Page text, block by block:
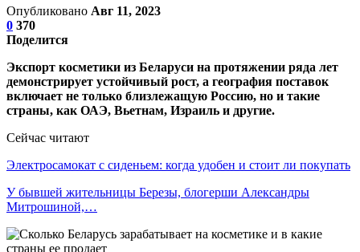
Опубликовано Авг 11, 2023
0 370
Поделится
Экспорт косметики из Беларуси на протяжении ряда лет
демонстрирует устойчивый рост, а география поставок
включает не только близлежащую Россию, но и такие
страны, как ОАЭ, Вьетнам, Израиль и другие.
Сейчас читают
Электросамокат с сиденьем: когда удобен и стоит ли покупать
У бывшей жительницы Березы, блогерши Александры
Митрошиной,…